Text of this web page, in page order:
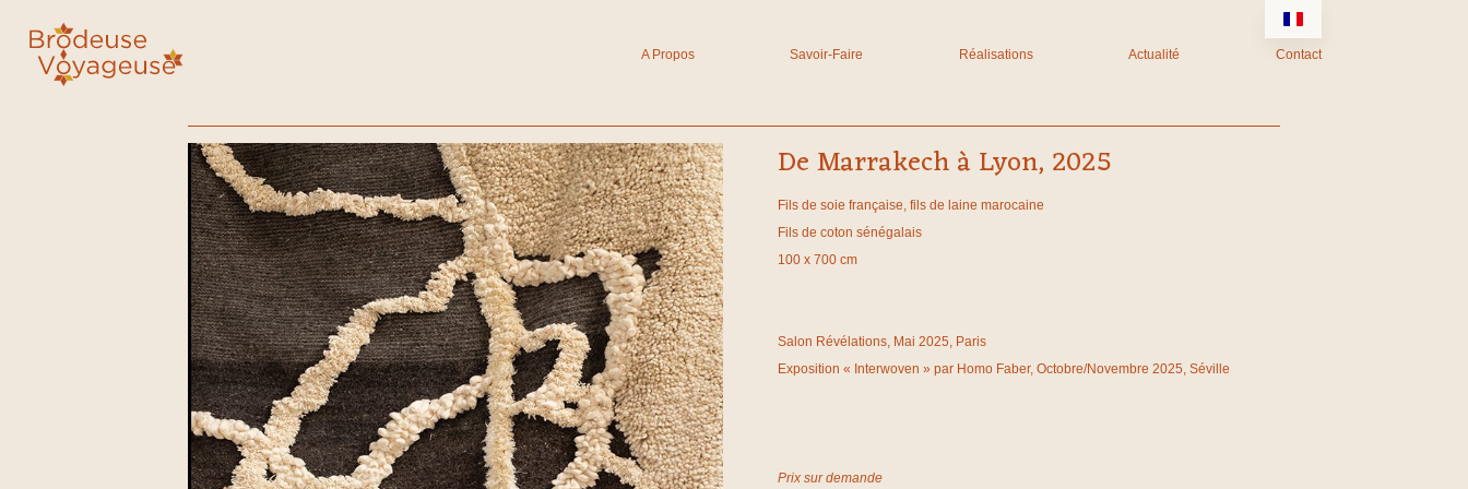
A Propos Savoir-Faire Réalisations Actualité Contact
De Marrakech à Lyon, 2025
Fils de soie française, fils de laine marocaine
Fils de coton sénégalais
100 x 700 cm
Salon Révélations, Mai 2025, Paris
Exposition « Interwoven » par Homo Faber, Octobre/Novembre 2025, Séville
Prix sur demande